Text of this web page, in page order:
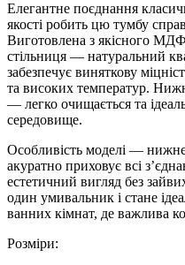
Елегантне поєднання
якості робить цю тумбу
Виготовлена з якісного
стільниця — натуральний
забезпечує виняткову
та високих температур.
— легко очищається та
середовище.
Особливість моделі —
акуратно приховує всі
естетичний вигляд без
один умивальник і стане
ванних кімнат, де важлива
Розміри: